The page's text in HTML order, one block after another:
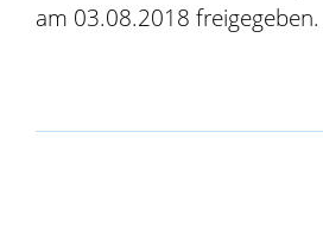
am 03.08.2018 freigegeben.